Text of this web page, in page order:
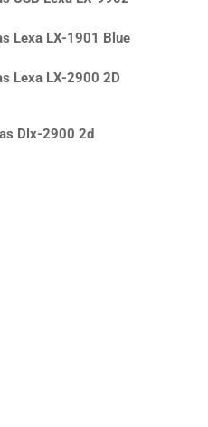
Lexa LX-1901 Blue
Lexa LX-2900 2D
Dlx-2900 2d